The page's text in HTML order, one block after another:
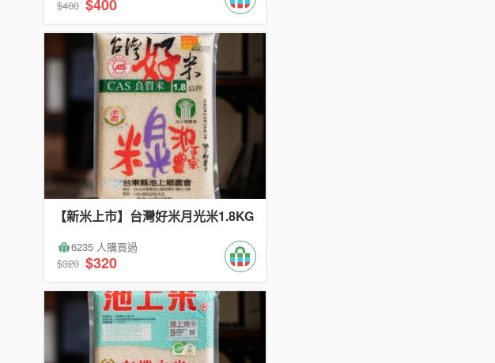
$400 $400
【新米上市】台灣好米月光米1.8KG
6235 人購買過
$320 $320